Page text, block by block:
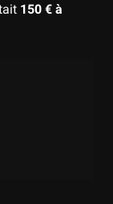
150 € à